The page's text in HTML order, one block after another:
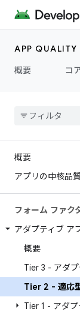
APP QUALITY
概要
コ
概要
アプリの中核品質
フォーム ファク
アダプティブ ア
概要
Tier 3 - アダ
Tier 2 - 適応
Tier 1 - アダ